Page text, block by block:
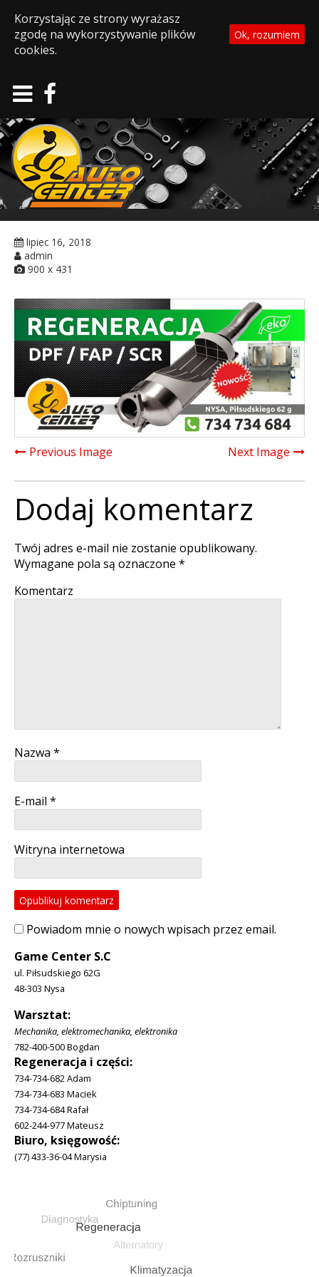
lipiec 16, 2018
admin
900 x 431
Previous Image Next Image
Dodaj komentarz
Twój adres e-mail nie zostanie opublikowany.
Wymagane pola są oznaczone *
Komentarz
Nazwa *
E-mail *
Witryna internetowa
Powiadom mnie o nowych wpisach przez email.
Game Center S.C
ul. Piłsudskiego 62G
48-303 Nysa
Warsztat:
Mechanika, elektromechanika, elektronika
782-400-500 Bogdan
Regeneracja i części:
734-734-682 Adam
734-734-683 Maciek
734-734-684 Rafał
602-244-977 Mateusz
Biuro, księgowość:
(77) 433-36-04 Marysia
Korzystając ze strony wyrażasz
zgodę na wykorzystywanie plików
cookies.
Ok, rozumiem